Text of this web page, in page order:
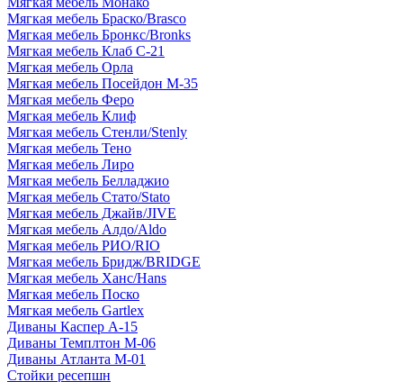
Мягкая мебель Браско/Brasco
Мягкая мебель Бронкс/Bronks
Мягкая мебель Клаб С-21
Мягкая мебель Орла
Мягкая мебель Посейдон М-35
Мягкая мебель Феро
Мягкая мебель Клиф
Мягкая мебель Стенли/Stenly
Мягкая мебель Тено
Мягкая мебель Лиро
Мягкая мебель Белладжио
Мягкая мебель Стато/Stato
Мягкая мебель Джайв/JIVE
Мягкая мебель Алдо/Aldo
Мягкая мебель РИО/RIO
Мягкая мебель Бридж/BRIDGE
Мягкая мебель Ханс/Hans
Мягкая мебель Поско
Мягкая мебель Gartlex
Диваны Каспер А-15
Диваны Темплтон М-06
Диваны Атланта М-01
Стойки ресепшн